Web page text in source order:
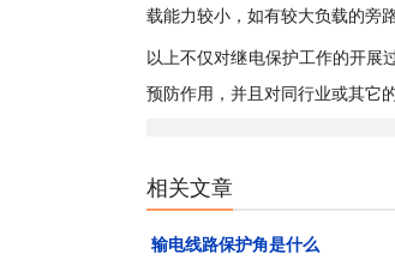
载能力较小，如有较大负载的旁
以上不仅对继电保护工作的开展
预防作用，并且对同行业或其它
相关文章
输电线路保护角是什么